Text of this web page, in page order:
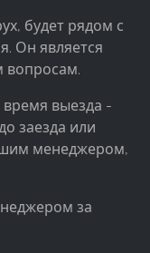
будет рядом с
Он является
вопросам.
время выезда -
заезда или
менеджером,
за